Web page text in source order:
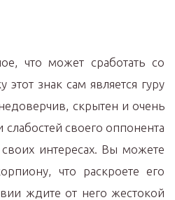
что может сработать со
знак сам является гуру
скрытен и очень
своего оппонента
интересах. Вы можете
что раскроете его
ждите от него жестокой